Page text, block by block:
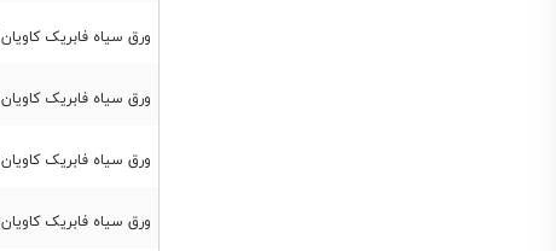
ورق سیاه فابریک کاویان st37 ضخامت 25 عرض 1500
ورق سیاه فابریک کاویان st37 ضخامت 15 عرض 1500
ورق سیاه فابریک کاویان st37 ضخامت 30 عرض 1500
ورق سیاه فابریک کاویان st37 ضخامت 40 عرض 1500